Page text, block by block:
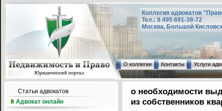
Коллегия адвокатов
Тел.: 8 495 691-38-72
Москва, Большой
О коллегии Контакты Услуги
Статьи адвокатов
Адвокат онлайн
о необходимости
из собственников